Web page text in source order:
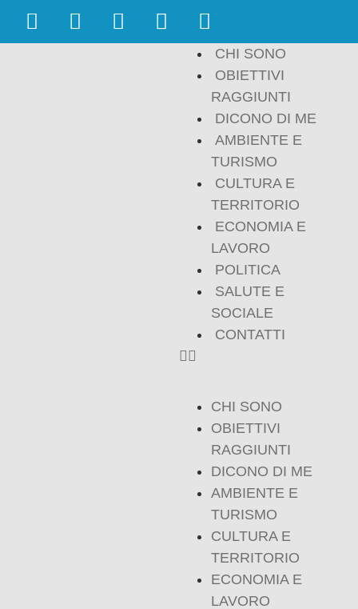
CHI SONO
OBIETTIVI
RAGGIUNTI
DICONO DI ME
AMBIENTE E
TURISMO
CULTURA E
TERRITORIO
ECONOMIA E
LAVORO
POLITICA
SALUTE E
SOCIALE
CONTATTI
CHI SONO
OBIETTIVI
RAGGIUNTI
DICONO DI ME
AMBIENTE E
TURISMO
CULTURA E
TERRITORIO
ECONOMIA E
LAVORO